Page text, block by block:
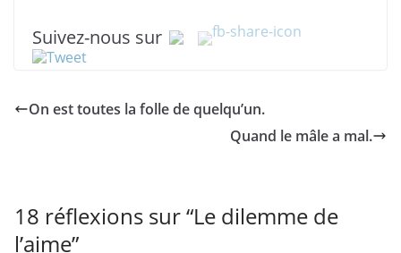
Suivez-nous sur
On est toutes la folle de quelqu’un.
Quand le mâle a mal.
18 réflexions sur “Le dilemme de
l’aime”